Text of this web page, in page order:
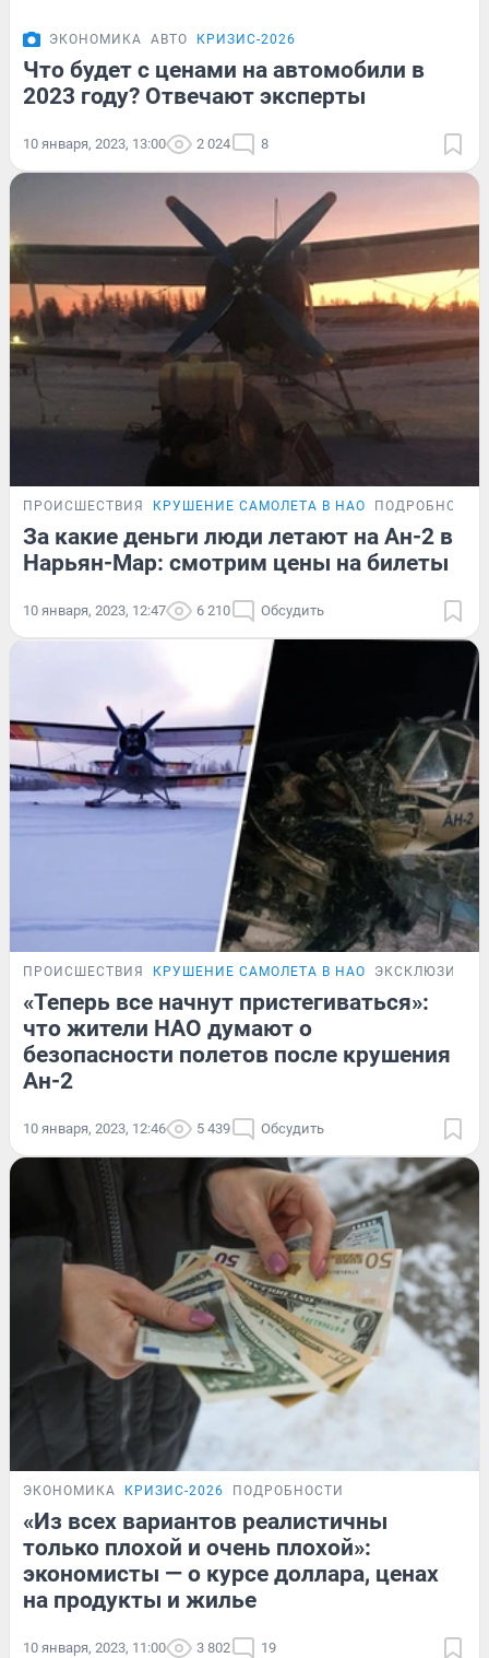
ЭКОНОМИКА АВТО КРИЗИС-2026
Что будет с ценами на автомобили в
2023 году? Отвечают эксперты
10 января, 2023, 13:00 2 024 8
ПРОИСШЕСТВИЯ КРУШЕНИЕ САМОЛЕТА В НАО ПОДРОБНОСТИ
За какие деньги люди летают на Ан-2 в
Нарьян-Мар: смотрим цены на билеты
10 января, 2023, 12:47 6 210 Обсудить
ПРОИСШЕСТВИЯ КРУШЕНИЕ САМОЛЕТА В НАО ЭКСКЛЮЗИВ
«Теперь все начнут пристегиваться»:
что жители НАО думают о
безопасности полетов после крушения
Ан-2
10 января, 2023, 12:46 5 439 Обсудить
ЭКОНОМИКА КРИЗИС-2026 ПОДРОБНОСТИ
«Из всех вариантов реалистичны
только плохой и очень плохой»:
экономисты — о курсе доллара, ценах
на продукты и жилье
10 января, 2023, 11:00 3 802 19